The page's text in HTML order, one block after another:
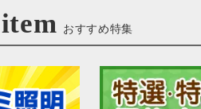
おすすめ特集